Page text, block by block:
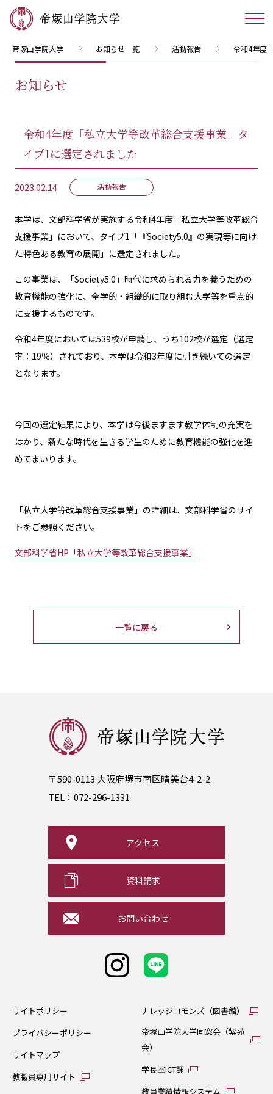
帝塚山学院大学 お知らせ一覧 活動報告 令和4年度
お知らせ
令和4年度「私立大学等改革総合支援事業」タ
イプ1に選定されました
2023.02.14 活動報告
本学は、文部科学省が実施する令和4年度「私立大学等改革総合
支援事業」において、タイプ1「『Society5.0』の実現等に向け
た特色ある教育の展開」に選定されました。
この事業は、「Society5.0」時代に求められる力を養うための
教育機能の強化に、全学的・組織的に取り組む大学等を重点的
に支援するものです。
令和4年度においては539校が申請し、うち102校が選定（選定
率：19％）されており、本学は令和3年度に引き続いての選定
となります。
今回の選定結果により、本学は今後ますます教学体制の充実を
はかり、新たな時代を生きる学生のために教育機能の強化を進
めてまいります。
「私立大学等改革総合支援事業」の詳細は、文部科学省のサイ
トをご参照ください。
文部科学省HP「私立大学等改革総合支援事業」
一覧に戻る
〒590-0113 大阪府堺市南区晴美台4-2-2
TEL： 072-296-1331
アクセス
資料請求
お問い合わせ
サイトポリシー
プライバシーポリシー
サイトマップ
教職員専用サイト
ナレッジコモンズ（図書館）
帝塚山学院大学同窓会（紫苑
会）
学長室ICT課
教員業績情報システム